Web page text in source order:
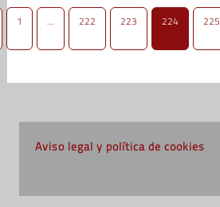
1 … 222 223 224 225
Aviso legal y política de cookies